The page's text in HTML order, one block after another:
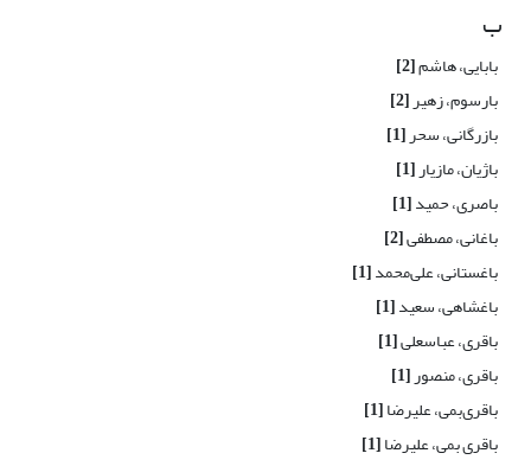
ب
بابایی، هاشم[2]
بارسوم، زهیر[2]
بازرگانی، سحر[1]
باژیان، مازیار[1]
باصری، حمید[1]
باغانی، مصطفی[2]
باغستانی، علی‌محمد[1]
باغشاهی، سعید[1]
باقری، عباسعلی[1]
باقری، منصور[1]
باقری‌بمی، علیرضا[1]
باقری بمی، علیرضا[1]